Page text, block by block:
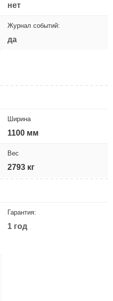
нет
Журнал событий:
да
Ширина
1100 мм
Вес
2793 кг
Гарантия:
1 год